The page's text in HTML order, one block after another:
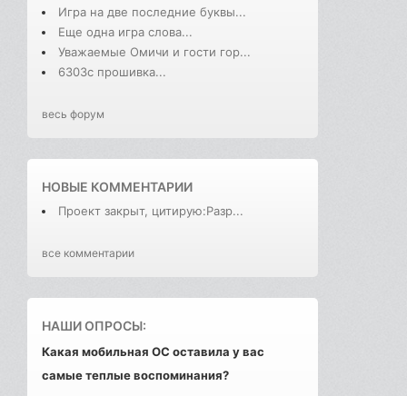
Игра на две последние буквы...
Еще одна игра слова...
Уважаемые Омичи и гости гор...
6303с прошивка...
весь форум
НОВЫЕ КОММЕНТАРИИ
Проект закрыт, цитирую:Разр...
все комментарии
НАШИ ОПРОСЫ:
Какая мобильная ОС оставила у вас
самые теплые воспоминания?